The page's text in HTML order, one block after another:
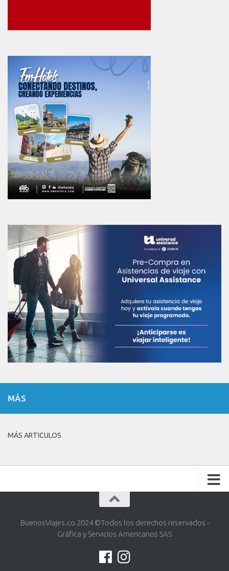
MÁS
MÁS ARTICULOS
BuenosViajes.co 2024 ©️Todos los derechos reservados -
Gráfica y Servicios Americanos SAS